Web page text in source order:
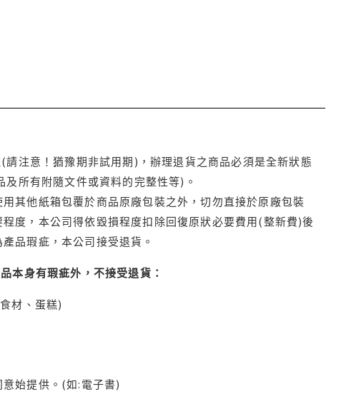
注意！猶豫期非試用期)，辦理退貨之商品必須是全新狀態
所有附隨文件或資料的完整性等)。
其他紙箱包覆於商品原廠包裝之外，切勿直接於原廠包裝
度，本公司得依毀損程度扣除回復原狀必要費用(整新費)後
品瑕疵，本公司接受退貨。
本身有瑕疵外，不接受退貨：
材、蛋糕)
始提供。(如:電子書)